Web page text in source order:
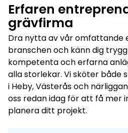
Erfaren
grävfirma
Dra nytta av vår omfattande
branschen och känn dig
kompetenta och erfarna
alla storlekar. Vi sköter både
i Heby, Västerås och
oss redan idag för att få mer
planera ditt projekt.